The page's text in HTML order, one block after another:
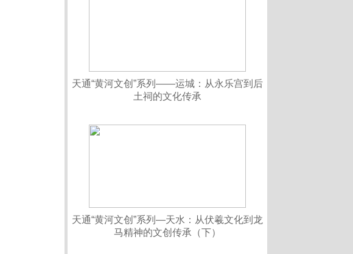
天通“黄河文创”系列——运城：从永乐宫到后
土祠的文化传承
天通“黄河文创”系列—天水：从伏羲文化到龙
马精神的文创传承（下）